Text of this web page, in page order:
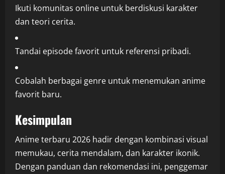
Ikuti komunitas online untuk berdiskusi karakter
dan teori cerita.
Tandai episode favorit untuk referensi pribadi.
Cobalah berbagai genre untuk menemukan anime
favorit baru.
Kesimpulan
Anime terbaru 2026 hadir dengan kombinasi visual
memukau, cerita mendalam, dan karakter ikonik.
Dengan panduan dan rekomendasi ini, penggemar